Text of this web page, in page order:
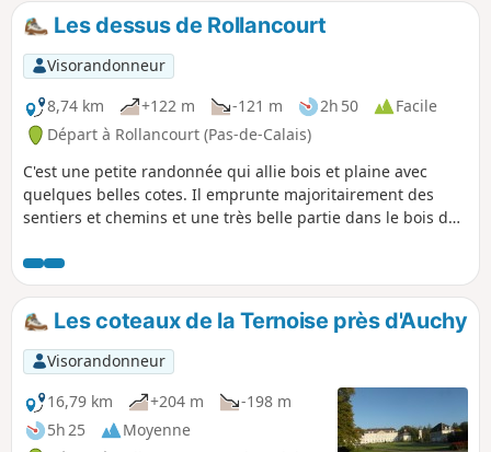
Les dessus de Rollancourt
Visorandonneur
8,74 km
+122 m -121 m 2h 50
Facile
Départ à Rollancourt (Pas-de-Calais)
C'est une petite randonnée qui allie bois et plaine avec
quelques belles cotes. Il emprunte majoritairement des
sentiers et chemins et une très belle partie dans le bois de
de croiser quelques chevreuils.
Les coteaux de la Ternoise près d'Auchy
Visorandonneur
16,79 km
+204 m
-198 m
5h 25
Moyenne